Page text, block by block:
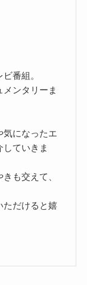
番組。
メンタリーま
気になったエ
ていきま
も交えて、
ただけると嬉